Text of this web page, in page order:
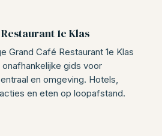
1e Klas
Grand Café Restaurant 1e Klas
gids voor
en omgeving. Hotels,
en eten op loopafstand.